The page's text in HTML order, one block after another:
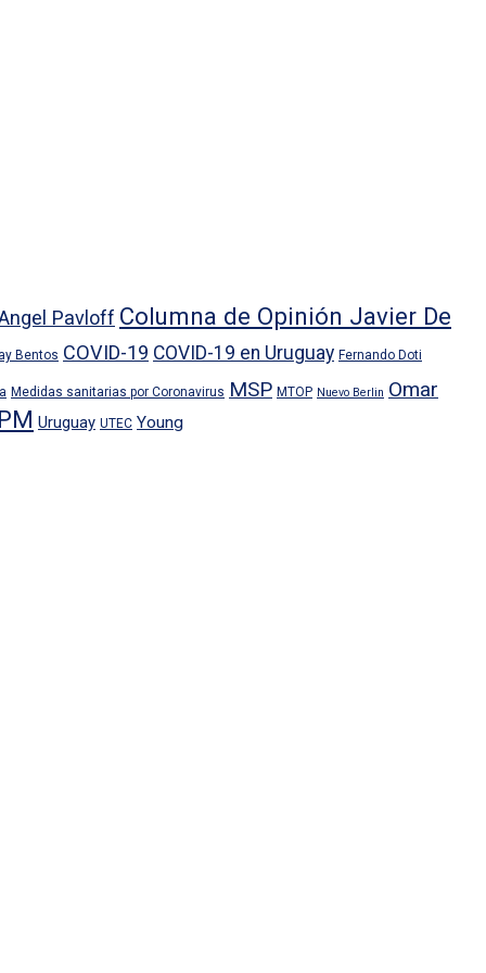
Pavloff Columna de Opinión Javier De
Bentos COVID-19 COVID-19 en Uruguay Fernando Doti
Medidas sanitarias por Coronavirus MSP MTOP Nuevo Berlin Omar
Uruguay UTEC Young